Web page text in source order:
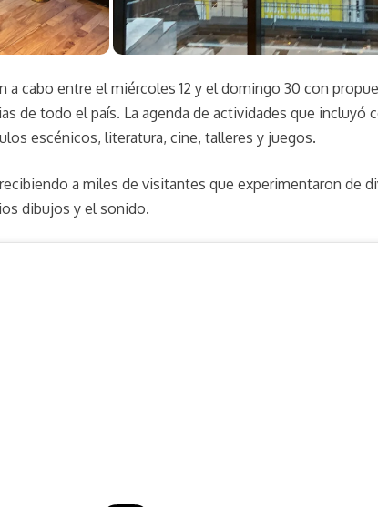
a cabo entre el miércoles 12 y el domingo 30 con
de todo el país. La agenda de actividades que incluyó
escénicos, literatura, cine, talleres y juegos.
a miles de visitantes que experimentaron de
dibujos y el sonido.